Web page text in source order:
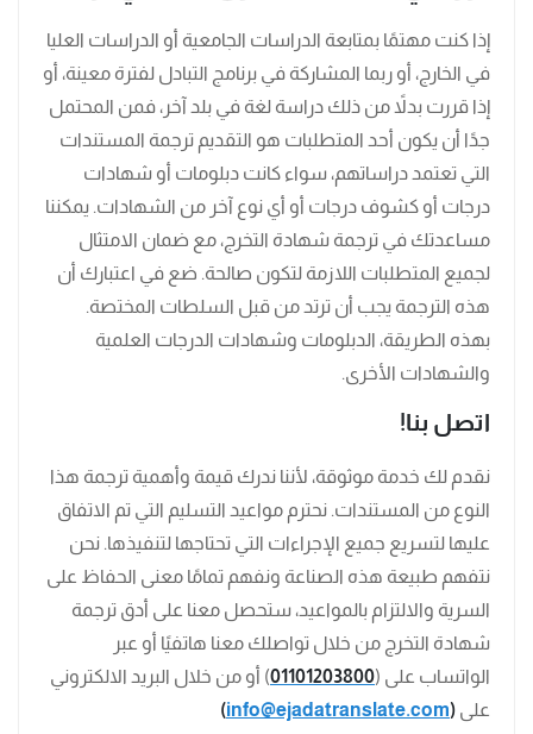
إذا كنت مهتمًا بمتابعة الدراسات الجامعية أو الدراسات العليا
في الخارج، أو ربما المشاركة في برنامج التبادل لفترة معينة، أو
إذا قررت بدلاً من ذلك دراسة لغة في بلد آخر، فمن المحتمل
جدًا أن يكون أحد المتطلبات هو التقديم ترجمة المستندات
التي تعتمد دراساتهم، سواء كانت دبلومات أو شهادات
درجات أو كشوف درجات أو أي نوع آخر من الشهادات. يمكننا
مساعدتك في ترجمة شهادة التخرج، مع ضمان الامتثال
لجميع المتطلبات اللازمة لتكون صالحة. ضع في اعتبارك أن
هذه الترجمة يجب أن ترتد من قبل السلطات المختصة.
بهذه الطريقة، الدبلومات وشهادات الدرجات العلمية
والشهادات الأخرى.
اتصل بنا!
نقدم لك خدمة موثوقة، لأننا ندرك قيمة وأهمية ترجمة هذا
النوع من المستندات. نحترم مواعيد التسليم التي تم الاتفاق
عليها لتسريع جميع الإجراءات التي تحتاجها لتنفيذها. نحن
نتفهم طبيعة هذه الصناعة ونفهم تمامًا معنى الحفاظ على
السرية والالتزام بالمواعيد، ستحصل معنا على أدق ترجمة
شهادة التخرج من خلال تواصلك معنا هاتفيًا أو عبر
الواتساب على (01101203800) أو من خلال البريد الالكتروني
على (
info@ejadatranslate.com
)